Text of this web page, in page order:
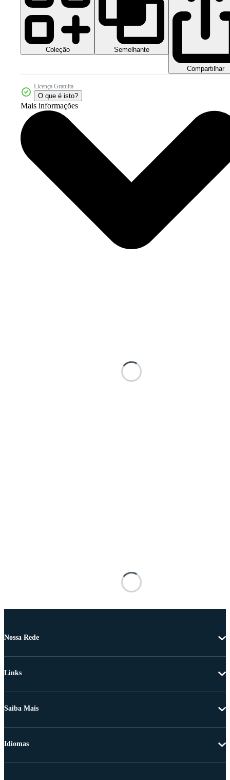
Coleção Semelhante
Compartilhar
Licença Gratuita
O que é isto?
Mais informações
Nossa Rede
Links
Saiba Mais
Idiomas